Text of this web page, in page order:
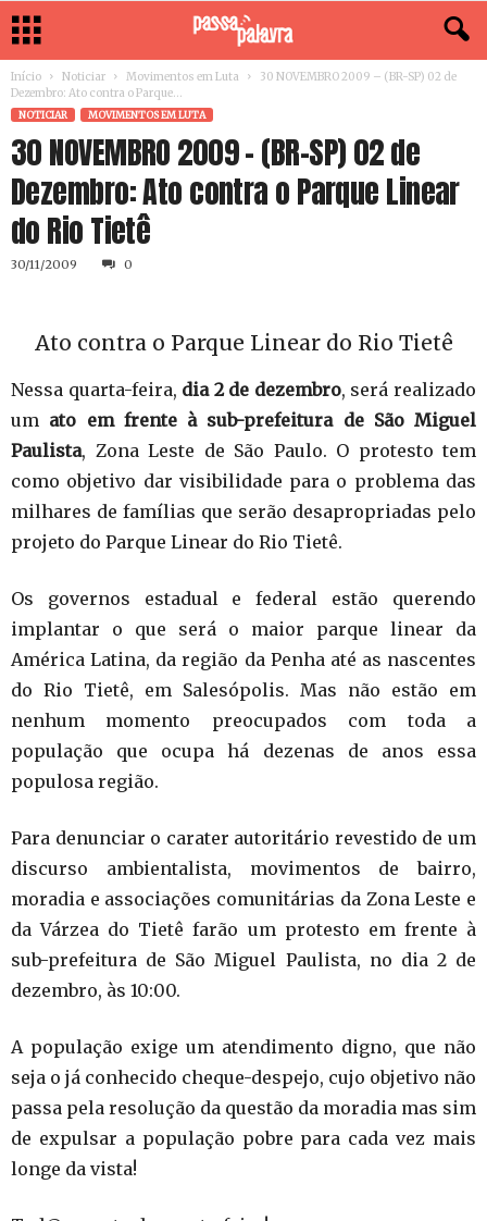
Início Noticiar Movimentos em Luta
30 NOVEMBRO 2009 – (BR-SP) 02 de
Dezembro: Ato contra o Parque...
NOTICIAR MOVIMENTOS EM LUTA
30 NOVEMBRO 2009 – (BR-SP) 02 de
Dezembro: Ato contra o Parque Linear
do Rio Tietê
30/11/2009 0
Ato contra o Parque Linear do Rio Tietê
Nessa quarta-feira, dia 2 de dezembro, será realizado
um ato em frente à sub-prefeitura de São Miguel
Paulista, Zona Leste de São Paulo. O protesto tem
como objetivo dar visibilidade para o problema das
milhares de famílias que serão desapropriadas pelo
projeto do Parque Linear do Rio Tietê.
Os governos estadual e federal estão querendo
implantar o que será o maior parque linear da
América Latina, da região da Penha até as nascentes
do Rio Tietê, em Salesópolis. Mas não estão em
nenhum momento preocupados com toda a
população que ocupa há dezenas de anos essa
populosa região.
Para denunciar o carater autoritário revestido de um
discurso ambientalista, movimentos de bairro,
moradia e associações comunitárias da Zona Leste e
da Várzea do Tietê farão um protesto em frente à
sub-prefeitura de São Miguel Paulista, no dia 2 de
dezembro, às 10:00.
A população exige um atendimento digno, que não
seja o já conhecido cheque-despejo, cujo objetivo não
passa pela resolução da questão da moradia mas sim
de expulsar a população pobre para cada vez mais
longe da vista!